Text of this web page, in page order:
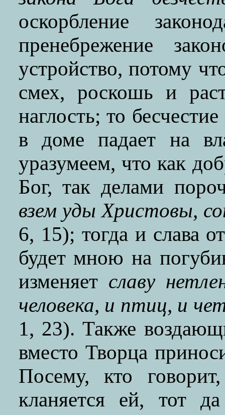
оскорбление
пренебрежение
устройство, потому
смех, роскошь и
наглость; то
в доме падает на
уразумеем, что как
Бог, так делами
взем уды Христовы,
6, 15); тогда и слава
будет мною на
изменяет славу
человека, и птиц, и
1, 23). Также
вместо Творца
Посему, кто
кланяется ей, тот